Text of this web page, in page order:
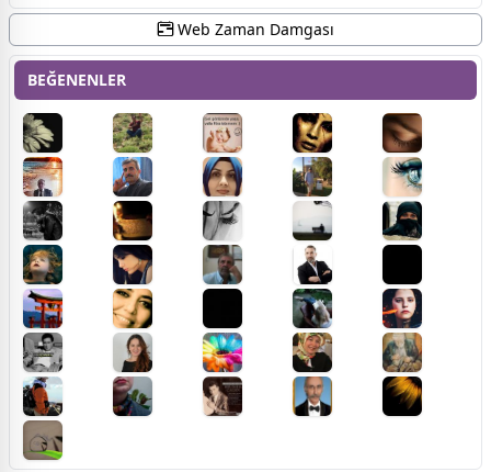
Web Zaman Damgası
BEĞENENLER